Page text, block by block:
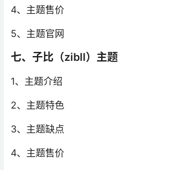
4、主题售价
5、主题官网
七、子比（zibll）主题
1、主题介绍
2、主题特色
3、主题缺点
4、主题售价